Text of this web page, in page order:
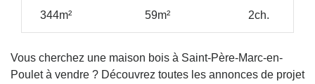
344m² 59m² 2ch.
Vous cherchez une maison bois à Saint-Père-Marc-en-
Poulet à vendre ? Découvrez toutes les annonces de projet